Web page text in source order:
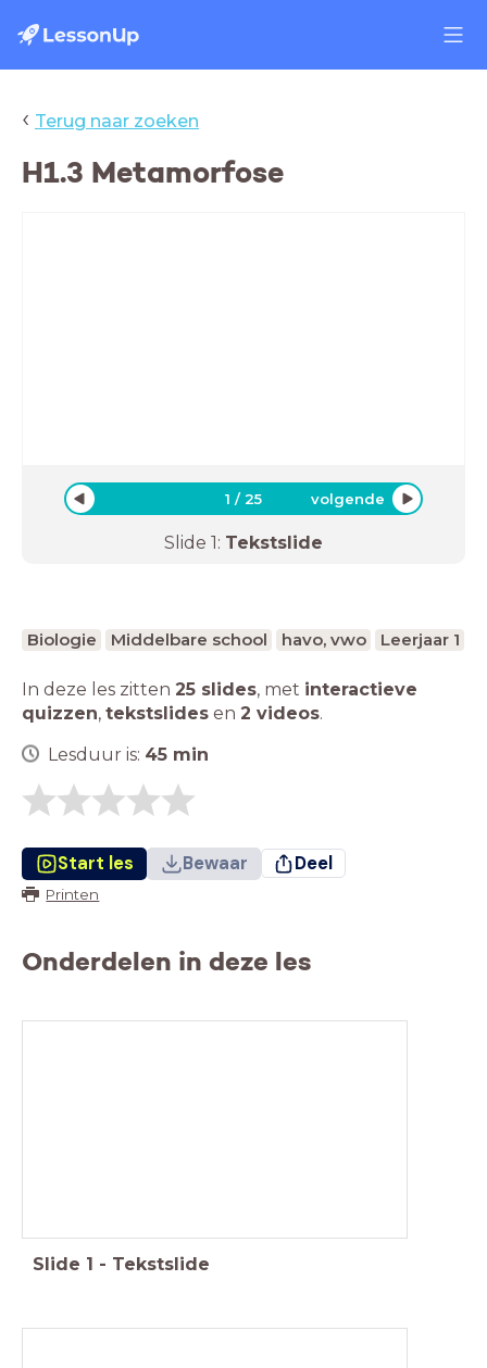
‹ Terug naar zoeken
H1.3 Metamorfose
1 /25 volgende
Slide 1: Tekstslide
Biologie Middelbare school havo, vwo Leerjaar 1
In deze les zitten 25 slides, met interactieve
quizzen, tekstslides en 2 videos.
Lesduur is: 45 min
Start les Bewaar Deel
Printen
Onderdelen in deze les
Slide 1 - Tekstslide